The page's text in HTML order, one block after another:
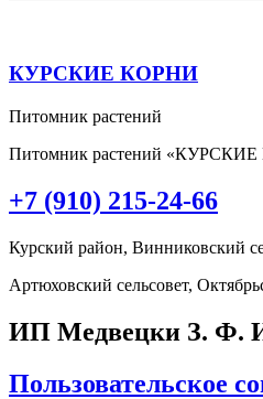
КУРСКИЕ КОРНИ
Питомник растений
Питомник растений
+7 (910) 215-24-66
Курский район, Винниковский
Артюховский сельсовет,
ИП Медвецки З. Ф.
Пользовательское